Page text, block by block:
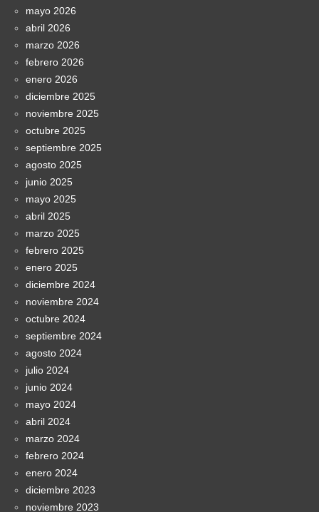
mayo 2026
abril 2026
marzo 2026
febrero 2026
enero 2026
diciembre 2025
noviembre 2025
octubre 2025
septiembre 2025
agosto 2025
junio 2025
mayo 2025
abril 2025
marzo 2025
febrero 2025
enero 2025
diciembre 2024
noviembre 2024
octubre 2024
septiembre 2024
agosto 2024
julio 2024
junio 2024
mayo 2024
abril 2024
marzo 2024
febrero 2024
enero 2024
diciembre 2023
noviembre 2023